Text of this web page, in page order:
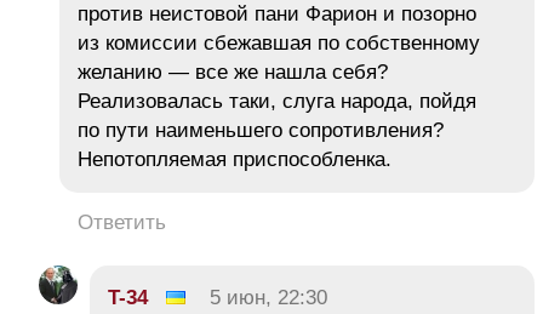
против неистовой пани Фарион и позорно
из комиссии сбежавшая по собственному
желанию — все же нашла себя?
Реализовалась таки, слуга народа, пойдя
по пути наименьшего сопротивления?
Непотопляемая приспособленка.
Ответить
T-34
5 июн, 22:30